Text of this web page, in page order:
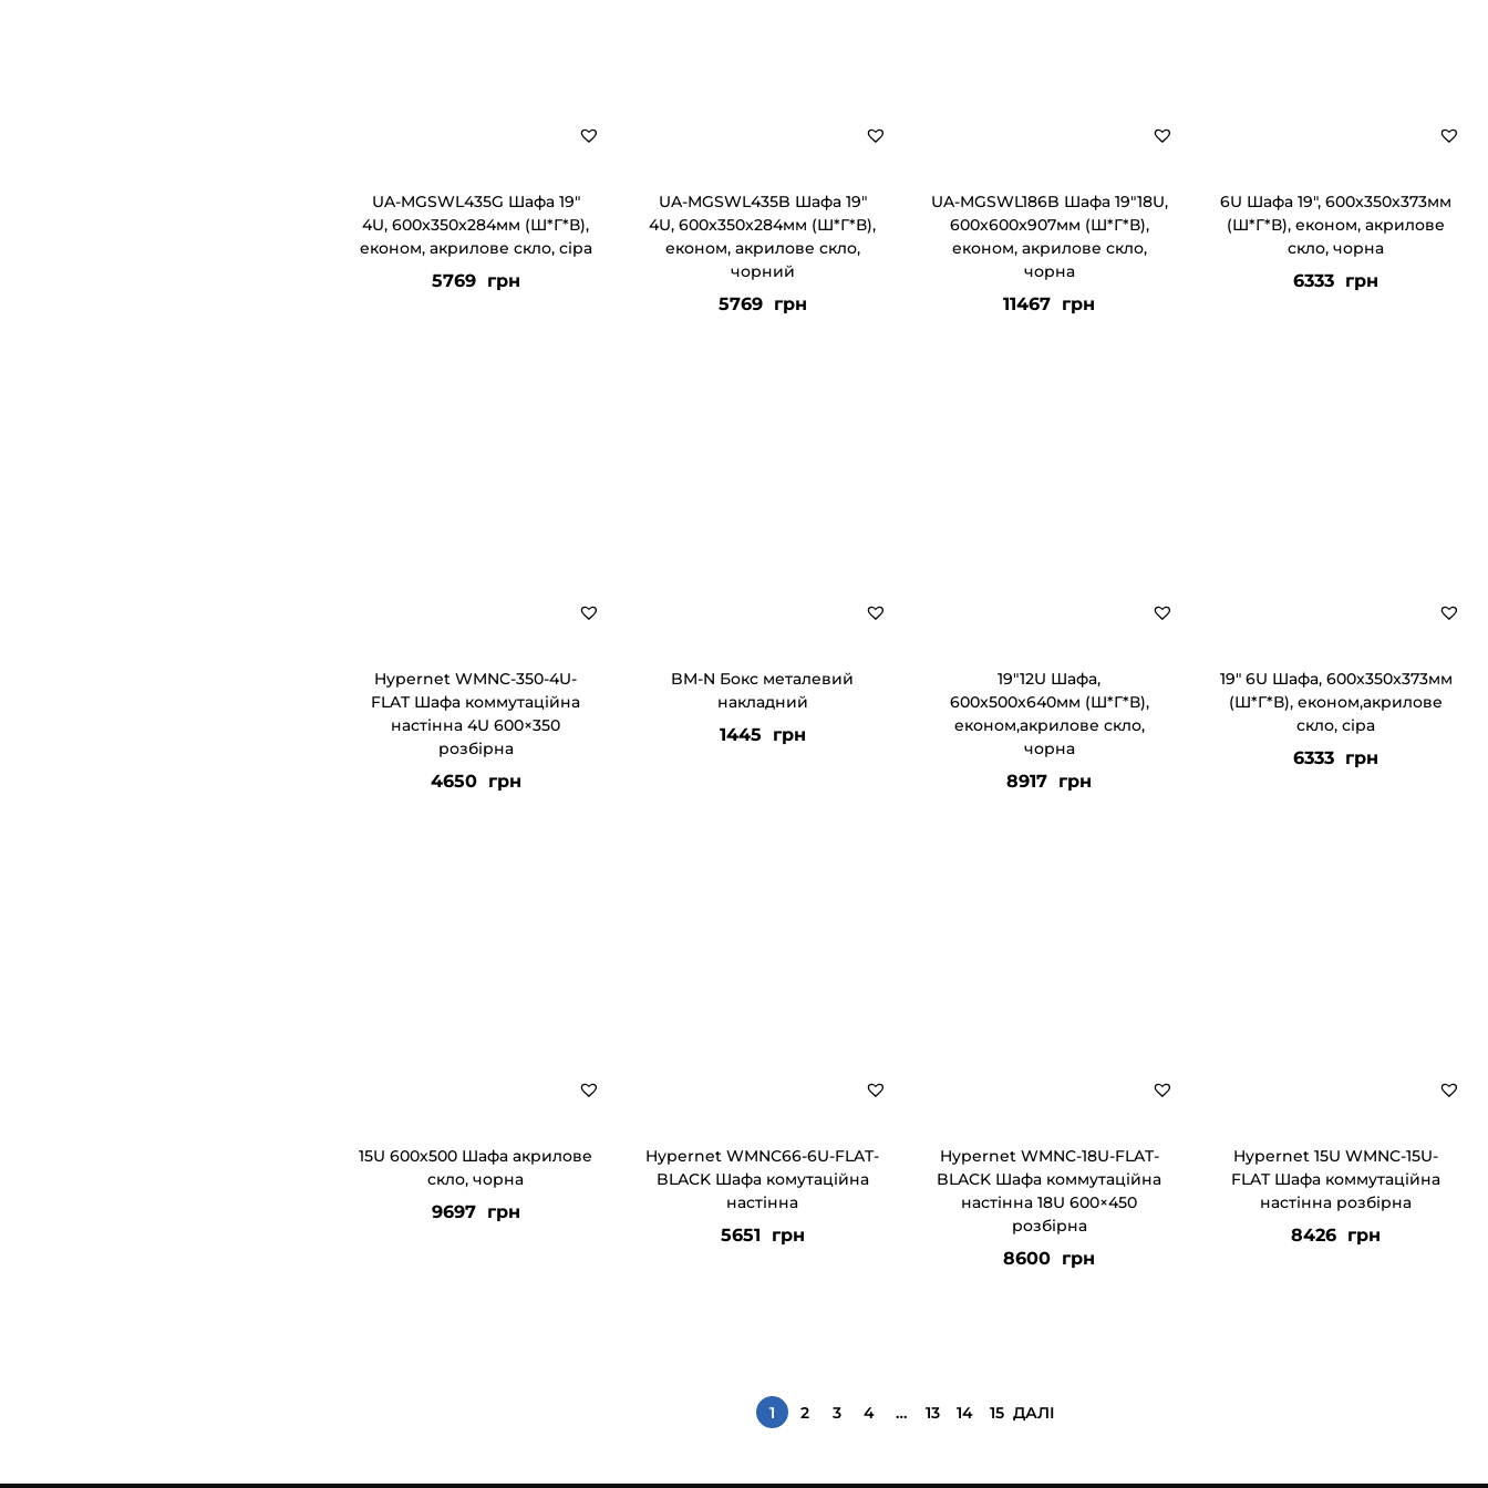
UA-MGSWL435G Шафа 19″
4U, 600x350x284мм (Ш*Г*В),
економ, акрилове скло, сіра
5769 грн
UA-MGSWL435B Шафа 19″
4U, 600x350x284мм (Ш*Г*В),
економ, акрилове скло,
чорний
5769 грн
UA-MGSWL186B Шафа 19″18U,
600x600x907мм (Ш*Г*В),
економ, акрилове скло,
чорна
11467 грн
6U Шафа 19″, 600x350x373мм
(Ш*Г*В), економ, акрилове
скло, чорна
6333 грн
Hypernet WMNC-350-4U-
FLAT Шафа коммутаційна
настінна 4U 600×350
розбірна
4650 грн
BM-N Бокс металевий
накладний
1445 грн
19″12U Шафа,
600x500x640мм (Ш*Г*В),
економ,акрилове скло,
чорна
8917 грн
19″ 6U Шафа, 600x350x373мм
(Ш*Г*В), економ,акрилове
скло, сіра
6333 грн
15U 600х500 Шафа акрилове
скло, чорна
9697 грн
Hypernet WMNC66-6U-FLAT-
BLACK Шафа комутаційна
настінна
5651 грн
Hypernet WMNC-18U-FLAT-
BLACK Шафа коммутаційна
настінна 18U 600×450
розбірна
8600 грн
Hypernet 15U WMNC-15U-
FLAT Шафа коммутаційна
настінна розбірна
8426 грн
1 2 3 4 … 13 14 15 ДАЛІ